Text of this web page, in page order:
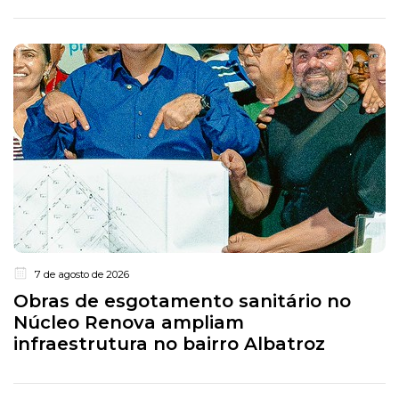
7 de agosto de 2026
Obras de esgotamento sanitário no
Núcleo Renova ampliam
infraestrutura no bairro Albatroz